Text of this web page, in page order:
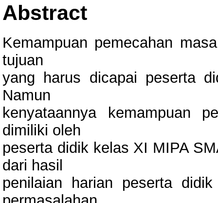
Abstract
Kemampuan pemecahan
tujuan
yang harus dicapai peserta
Namun
kenyataannya kemampuan
dimiliki oleh
peserta didik kelas XI MIPA
dari hasil
penilaian harian peserta